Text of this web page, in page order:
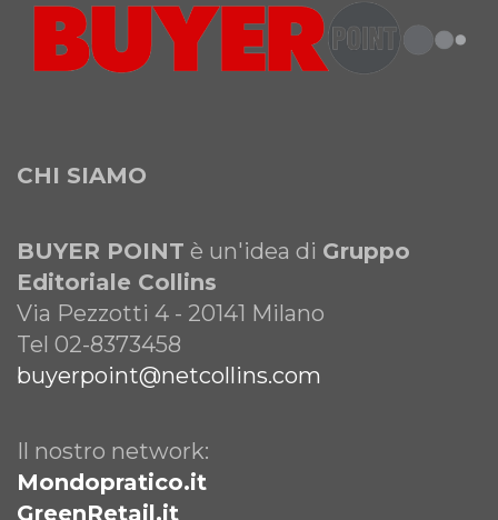
CHI SIAMO
BUYER POINT è un'idea di Gruppo
Editoriale Collins
Via Pezzotti 4 - 20141 Milano
Tel 02-8373458
buyerpoint@netcollins.com
Il nostro network:
Mondopratico.it
GreenRetail.it